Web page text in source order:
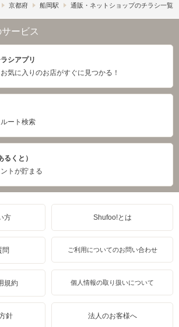
京都府 船岡駅 通販・ネットショップのチラシ一覧
ービス
シアプリ
気に入りのお店がすぐに見つかる！
ート検索
くと）
トが貯まる
方 Shufoo!とは
問 ご利用についてのお問い合わせ
規約 個人情報の取り扱いについて
針 法人のお客様へ